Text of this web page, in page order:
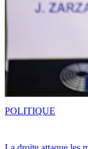
POLITIQUE